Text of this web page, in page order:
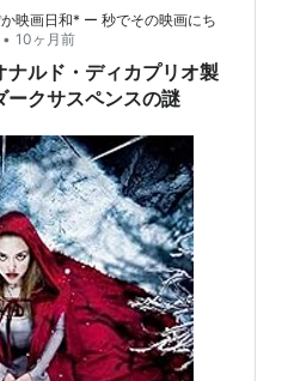
ス<未>(1993) プロダクシ
ロダクションデザイナー
>(1992) プロダクション
アートディレクター
科医R<未> (1990) プロダ
(1989) プロダクションデ
ダクションデザイナー
／ハンク<未> (1987) アー
映画日和* ー 秒でその映画にち
• 10ヶ月前
ナルド・ディカプリオ製
ークサスペンスの謎